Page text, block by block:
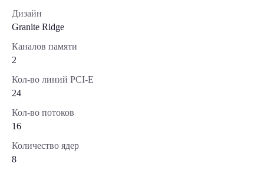
Дизайн
Granite Ridge
Каналов памяти
2
Кол-во линий PCI-E
24
Кол-во потоков
16
Количество ядер
8